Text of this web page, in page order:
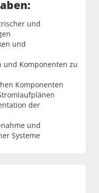
und
und
und Komponenten zu
Komponenten
der
und
Systeme